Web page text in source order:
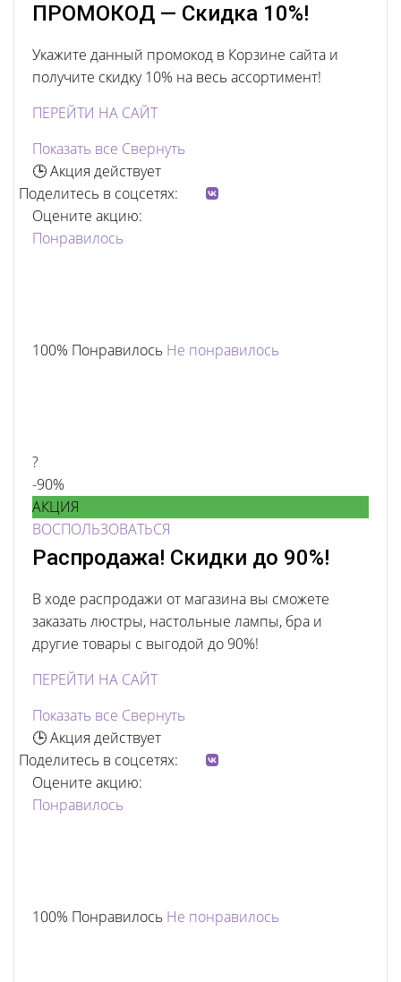
ПРОМОКОД — Скидка 10%!
Укажите данный промокод в Корзине сайта и
получите скидку 10% на весь ассортимент!
ПЕРЕЙТИ НА САЙТ
Показать все Свернуть
🕒 Акция действует
Поделитесь в соцсетях:
Оцените акцию:
Понравилось
100% Понравилось Не понравилось
?
-90%
АКЦИЯ
ВОСПОЛЬЗОВАТЬСЯ
Распродажа! Скидки до 90%!
В ходе распродажи от магазина вы сможете
заказать люстры, настольные лампы, бра и
другие товары с выгодой до 90%!
ПЕРЕЙТИ НА САЙТ
Показать все Свернуть
🕒 Акция действует
Поделитесь в соцсетях:
Оцените акцию:
Понравилось
100% Понравилось Не понравилось